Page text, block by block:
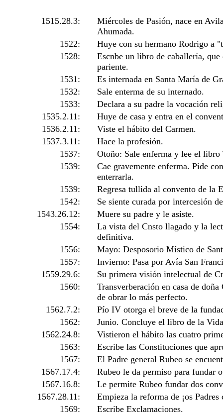
1515.28.3:
Miércoles de Pasión, nace en
Ahumada.
1522:
Huye con su hermano Rodrigo a
1528:
Escnbe un libro de caballería,
pariente.
1531:
Es internada en Santa María de
1532:
Sale enterma de su internado.
1533:
Declara a su padre la vocación
1535.2.11:
Huye de casa y entra en el
1536.2.11:
Viste el hábito del Carmen.
1537.3.11:
Hace la profesión.
1537:
Otoño: Sale enferma y lee el libro
1539:
Cae gravemente enferma. Pide
enterrarla.
1539:
Regresa tullida al convento de la
1542:
Se siente curada por intercesión
1543.26.12:
Muere su padre y le asiste.
1554:
La vista del Cnsto llagado y la
definitiva.
1556:
Mayo: Desposorio Místico de
1557:
Invierno: Pasa por Avía San
1559.29.6:
Su primera visión intelectual de
1560:
Transverberación en casa de
de obrar lo más perfecto.
1562.7.2:
Pío IV otorga el breve de la
1562:
Junio. Concluye el libro de la
1562.24.8:
Vistieron el hábito las cuatro
1563:
Escribe las Constituciones que
1567:
El Padre general Rubeo se
1567.17.4:
Rubeo le da permiso para fundar
1567.16.8:
Le permite Rubeo fundar dos
1567.28.11:
Empieza la reforma de ¡os
1569:
Escribe Exclamaciones.